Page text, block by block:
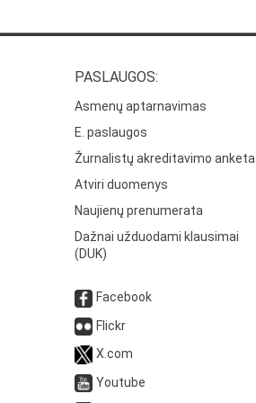
PASLAUGOS:
Asmenų aptarnavimas
E. paslaugos
Žurnalistų akreditavimo anketa
Atviri duomenys
Naujienų prenumerata
Dažnai užduodami klausimai
(DUK)
Facebook
Flickr
X.com
Youtube